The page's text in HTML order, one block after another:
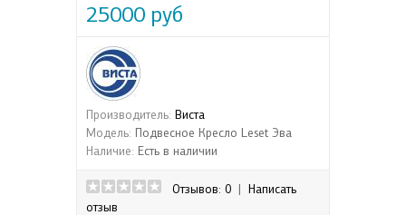
25000 руб
Производитель: Виста
Модель: Подвесное Кресло Leset Эва
Наличие: Есть в наличии
Отзывов: 0
Написать
отзыв